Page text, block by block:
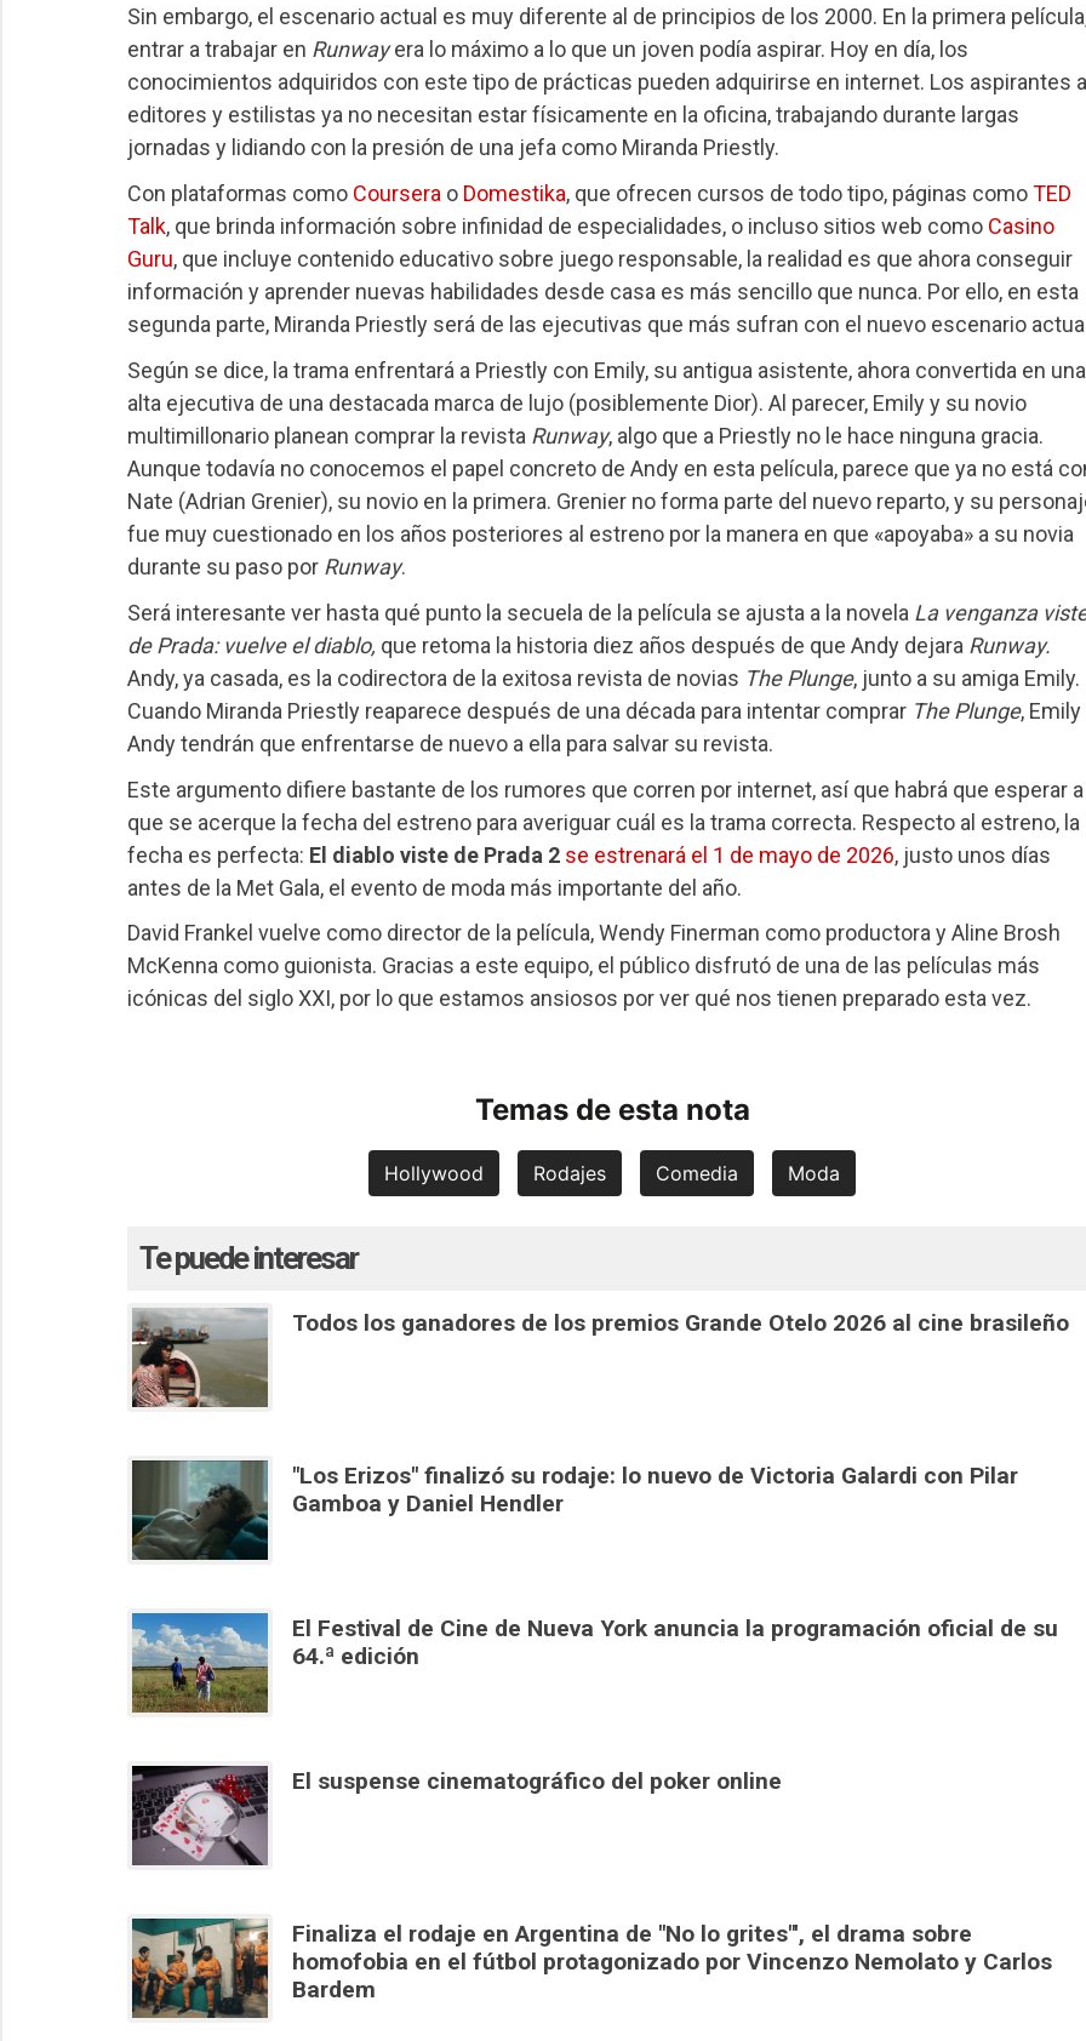
Sin embargo, el escenario actual es muy diferente al de principios de los 2000. En la primera
entrar a trabajar en Runwayera lo máximo a lo que un joven podía aspirar. Hoy en día, los
conocimientos adquiridos con este tipo de prácticas pueden adquirirse en internet. Los aspirantes a
editores y estilistas ya no necesitan estar físicamente en la oficina, trabajando durante largas
jornadas y lidiando con la presión de una jefa como Miranda Priestly.
Con plataformas como Courserao Domestika, que ofrecen cursos de todo tipo, páginas comoTED
Talk, que brinda información sobre infinidad de especialidades, o incluso sitios web como Casino
Guru, que incluye contenido educativo sobre juego responsable, la realidad es que ahora conseguir
información y aprender nuevas habilidades desde casa es más sencillo que nunca. Por ello, en esta
segunda parte, Miranda Priestly será de las ejecutivas que más sufran con el nuevo escenario
Según se dice, la trama enfrentará a Priestly con Emily, su antigua asistente, ahora convertida en una
alta ejecutiva de una destacada marca de lujo (posiblemente Dior). Al parecer, Emily y su novio
multimillonario planean comprar la revista Runway, algo que a Priestly no le hace ninguna gracia.
Aunque todavía no conocemos el papel concreto de Andy en esta película, parece que ya no está
Nate (Adrian Grenier), su novio en la primera. Grenier no forma parte del nuevo reparto, y su
fue muy cuestionado en los años posteriores al estreno por la manera en que «apoyaba» a su novia
durante su paso por Runway.
Será interesante ver hasta qué punto la secuela de la película se ajusta a la novela La venganza
de Prada: vuelve el diablo, que retoma la historia diez años después de que Andy dejara Runway.
Andy, ya casada, es la codirectora de la exitosa revista de novias The Plunge, junto a su amiga Emily.
Cuando Miranda Priestly reaparece después de una década para intentar comprar The Plunge, Emily
Andy tendrán que enfrentarse de nuevo a ella para salvar su revista.
Este argumento difiere bastante de los rumores que corren por internet, así que habrá que esperar a
que se acerque la fecha del estreno para averiguar cuál es la trama correcta. Respecto al estreno, la
fecha es perfecta: El diablo viste de Prada 2 se estrenará el 1 de mayo de 2026, justo unos días
antes de la Met Gala, el evento de moda más importante del año.
David Frankel vuelve como director de la película, Wendy Finerman como productora y Aline Brosh
McKenna como guionista. Gracias a este equipo, el público disfrutó de una de las películas más
icónicas del siglo XXI, por lo que estamos ansiosos por ver qué nos tienen preparado esta vez.
Temas de esta nota
Hollywood Rodajes Comedia Moda
Te puede interesar
Todos los ganadores de los premios Grande Otelo 2026 al cine brasileño
"Los Erizos" finalizó su rodaje: lo nuevo de Victoria Galardi con Pilar
Gamboa y Daniel Hendler
El Festival de Cine de Nueva York anuncia la programación oficial de su
64.ª edición
El suspense cinematográfico del poker online
Finaliza el rodaje en Argentina de "No lo grites"', el drama sobre
homofobia en el fútbol protagonizado por Vincenzo Nemolato y Carlos
Bardem